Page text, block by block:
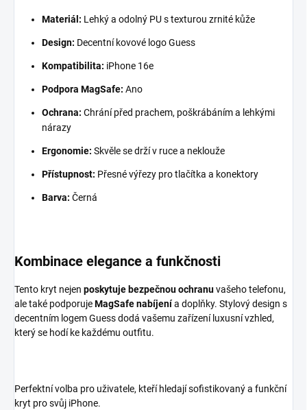
Materiál: Lehký a odolný PU s texturou zrnité kůže
Design: Decentní kovové logo Guess
Kompatibilita: iPhone 16e
Podpora MagSafe: Ano
Ochrana: Chrání před prachem, poškrábáním a lehkými
nárazy
Ergonomie: Skvěle se drží v ruce a neklouže
Přístupnost: Přesné výřezy pro tlačítka a konektory
Barva: Černá
Kombinace elegance a funkčnosti
Tento kryt nejen poskytuje bezpečnou ochranuvašeho telefonu,
ale také podporujeMagSafe nabíjenía doplňky. Stylový design s
decentním logem Guess dodá vašemu zařízení luxusní vzhled,
který se hodí ke každému outfitu.
Perfektní volba pro uživatele, kteří hledají sofistikovaný a funkční
kryt pro svůj iPhone.